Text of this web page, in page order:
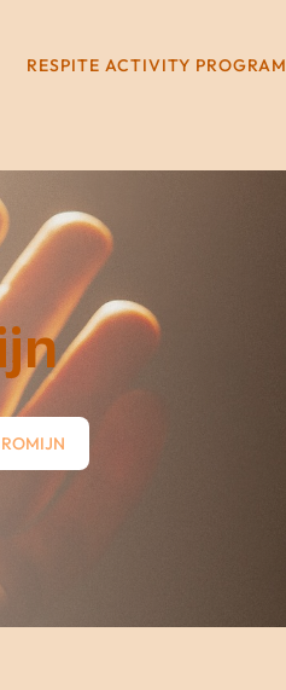
RESPITE ACTIVITY PROGRAM